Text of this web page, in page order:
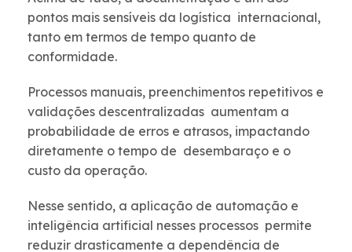
pontos mais sensíveis da logística internacional,
tanto em termos de tempo quanto de
conformidade.
Processos manuais, preenchimentos repetitivos e
validações descentralizadas aumentam a
probabilidade de erros e atrasos, impactando
diretamente o tempo de desembaraço e o
custo da operação.
Nesse sentido, a aplicação de automação e
inteligência artificial nesses processos permite
reduzir drasticamente a dependência de